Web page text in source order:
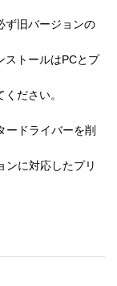
ず旧バージョンの
トールはPCとプ
ださい。
ードライバーを削
に対応したプリ